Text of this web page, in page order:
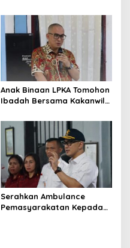
Anak Binaan LPKA Tomohon
Ibadah Bersama Kakanwil
Serahkan Ambulance
Pemasyarakatan Kepada